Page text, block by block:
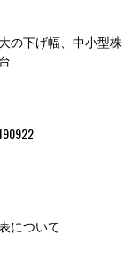
の下げ幅、中小型株
について